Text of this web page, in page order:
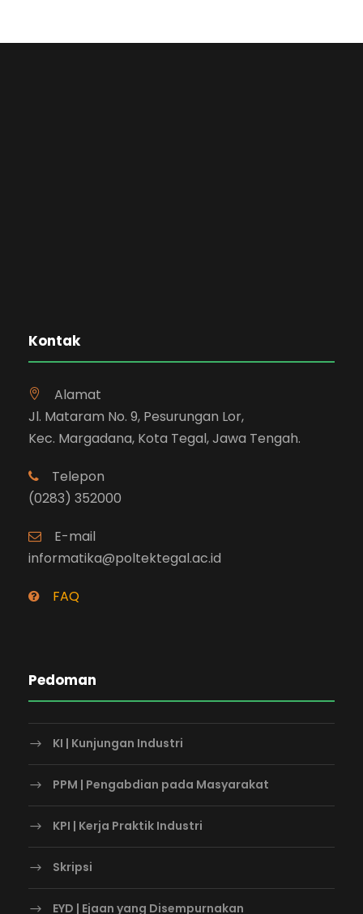
Kontak
Alamat
Jl. Mataram No. 9, Pesurungan Lor,
Kec. Margadana, Kota Tegal, Jawa Tengah.
Telepon
(0283) 352000
E-mail
informatika@poltektegal.ac.id
FAQ
Pedoman
KI | Kunjungan Industri
PPM | Pengabdian pada Masyarakat
KPI | Kerja Praktik Industri
Skripsi
EYD | Ejaan yang Disempurnakan